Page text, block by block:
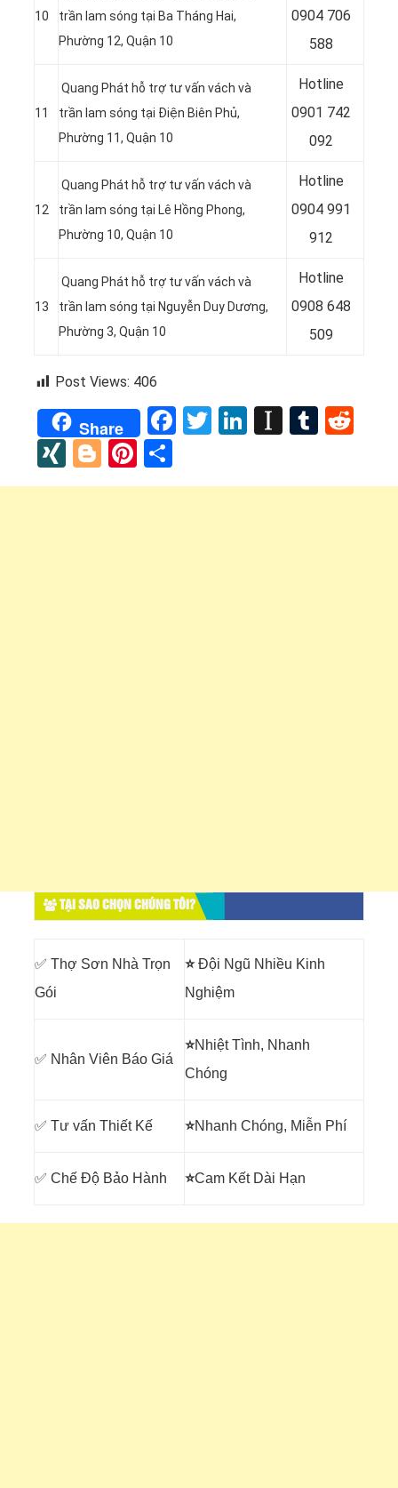
10
trần lam sóng tại Ba Tháng Hai,
Phường 12, Quận 10
0904 706
588
11
Quang Phát hỗ trợ tư vấn vách và
trần lam sóng tại Điện Biên Phủ,
Phường 11, Quận 10
Hotline
0901 742
092
12
Quang Phát hỗ trợ tư vấn vách và
trần lam sóng tại Lê Hồng Phong,
Phường 10, Quận 10
Hotline
0904 991
912
13
Quang Phát hỗ trợ tư vấn vách và
trần lam sóng tại Nguyễn Duy Dương,
Phường 3, Quận 10
Hotline
0908 648
509
Post Views: 406
Share Facebook
Twitter
LinkedIn
XINGBloggerPinterest
TẠI SAO CHỌN CHÚNG TÔI?
✅ Thợ Sơn Nhà Trọn
Gói
⭐Đội Ngũ Nhiều Kinh
Nghiệm
✅ Nhân Viên Báo Giá
⭐Nhiệt Tình, Nhanh
Chóng
✅ Tư vấn Thiết Kế ⭐Nhanh Chóng, Miễn Phí
✅ Chế Độ Bảo Hành ⭐Cam Kết Dài Hạn